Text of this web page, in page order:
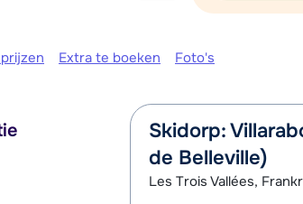
Extra te boeken Foto's
Skidorp:
de Belleville)
Les Trois Vallées,